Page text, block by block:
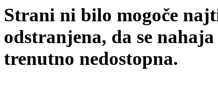
Strani ni bilo mogoče
odstranjena, da se
trenutno nedostopna.